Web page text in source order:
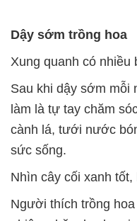
Dậy sớm trồng hoa
Xung quanh có nhiều
Sau khi dậy sớm mỗi
làm là tự tay chăm
cành lá, tưới nước
sức sống.
Nhìn cây cối xanh
Người thích trồng